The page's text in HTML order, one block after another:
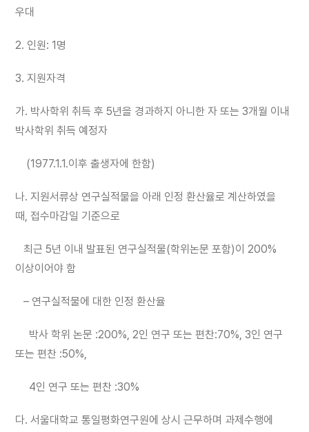
우대
2. 인원: 1명
3. 지원자격
가. 박사학위 취득 후 5년을 경과하지 아니한 자 또는 3개월 이내
박사학위 취득 예정자
(1977.1.1.이후 출생자에 한함)
나. 지원서류상 연구실적물을 아래 인정 환산율로 계산하였을
때, 접수마감일 기준으로
최근 5년 이내 발표된 연구실적물(학위논문 포함)이 200%
이상이어야 함
– 연구실적물에 대한 인정 환산율
박사 학위 논문 :200%, 2인 연구 또는 편찬:70%, 3인 연구
또는 편찬 :50%,
4인 연구 또는 편찬 :30%
다. 서울대학교 통일평화연구원에 상시 근무하며 과제수행에